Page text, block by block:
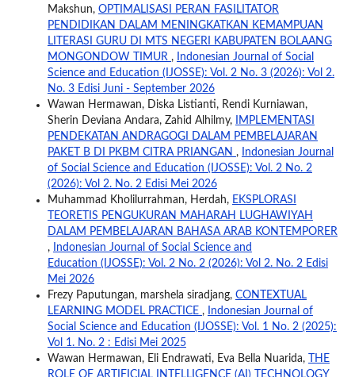
Makshun, OPTIMALISASI PERAN FASILITATOR
PENDIDIKAN DALAM MENINGKATKAN KEMAMPUAN
LITERASI GURU DI MTS NEGERI KABUPATEN BOLAANG
MONGONDOW TIMUR ,
Indonesian Journal of Social
Science and Education (IJOSSE): Vol. 2 No. 3 (2026): Vol 2.
No. 3 Edisi Juni - September 2026
Wawan Hermawan, Diska Listianti, Rendi Kurniawan,
Sherin Deviana Andara, Zahid Alhilmy,
IMPLEMENTASI
PENDEKATAN ANDRAGOGI DALAM PEMBELAJARAN
PAKET B DI PKBM CITRA PRIANGAN ,
Indonesian Journal
of Social Science and Education (IJOSSE): Vol. 2 No. 2
(2026): Vol 2. No. 2 Edisi Mei 2026
Muhammad Kholilurrahman, Herdah, EKSPLORASI
TEORETIS PENGUKURAN MAHARAH LUGHAWIYAH
DALAM PEMBELAJARAN BAHASA ARAB KONTEMPORER
,
Indonesian Journal of Social Science and
Education (IJOSSE): Vol. 2 No. 2 (2026): Vol 2. No. 2 Edisi
Mei 2026
Frezy Paputungan, marshela siradjang, CONTEXTUAL
LEARNING MODEL PRACTICE ,
Indonesian Journal of
Social Science and Education (IJOSSE): Vol. 1 No. 2 (2025):
Vol 1. No. 2 : Edisi Mei 2025
Wawan Hermawan, Eli Endrawati, Eva Bella Nuarida,
THE
ROLE OF ARTIFICIAL INTELLIGENCE (AI) TECHNOLOGY